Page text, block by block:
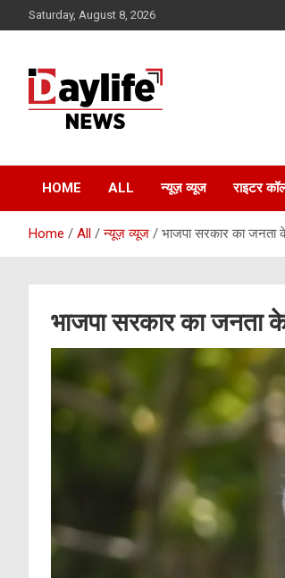
to
Saturday, August 8, 2026
HOME ALL न्यूज़ व्यूज राइटर
Home All न्यूज़ व्यूज भाजपा सरकार का जनता
भाजपा सरकार का जनता